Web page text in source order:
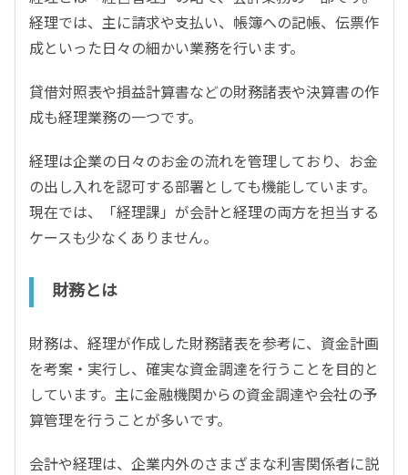
経理では、主に請求や支払い、帳簿への記帳、伝票作
成といった日々の細かい業務を行います。
貸借対照表や損益計算書などの財務諸表や決算書の作
成も経理業務の一つです。
経理は企業の日々のお金の流れを管理しており、お金
の出し入れを認可する部署としても機能しています。
現在では、「経理課」が会計と経理の両方を担当する
ケースも少なくありません。
財務とは
財務は、経理が作成した財務諸表を参考に、資金計画
を考案・実行し、確実な資金調達を行うことを目的と
しています。主に金融機関からの資金調達や会社の予
算管理を行うことが多いです。
会計や経理は、企業内外のさまざまな利害関係者に説